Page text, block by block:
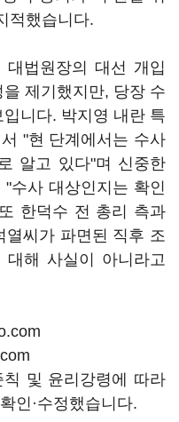
적했습니다.
대법원장의 대선 개입
제기했지만, 당장 수
니다. 박지영 내란 특
"현 단계에서는 수사
알고 있다"며 신중한
수사 대상인지는 확인
한덕수 전 총리 측과
열씨가 파면된 직후 조
대해 사실이 아니라고
및 윤리강령에 따라
인·수정했습니다.